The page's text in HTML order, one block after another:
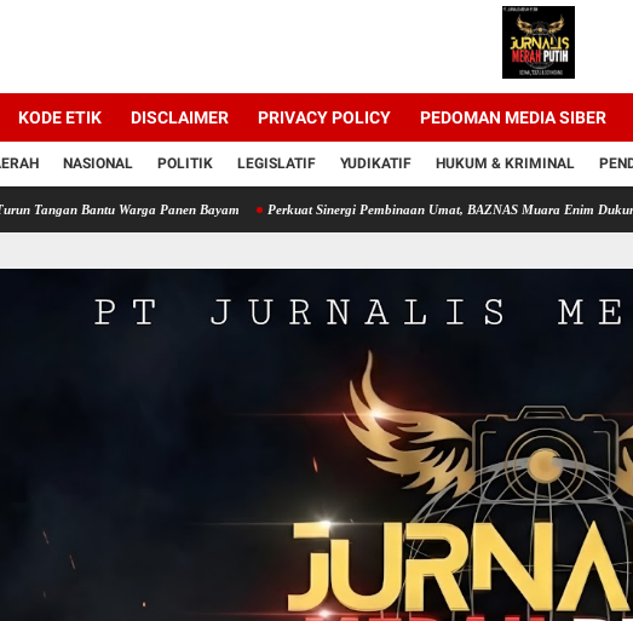
KODE ETIK DISCLAIMER PRIVACY POLICY PEDOMAN MEDIA SIBER
NASIONAL POLITIK LEGISLATIF YUDIKATIF HUKUM & KRIMINAL
Warga Panen Bayam Perkuat Sinergi Pembinaan Umat, BAZNAS Muara Enim Dukung Program